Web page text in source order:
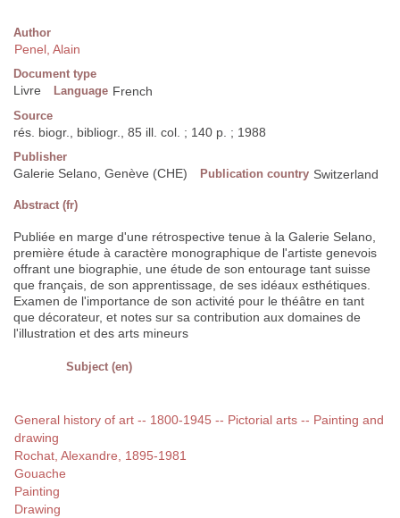
Author
Penel, Alain
Document type
Livre Language French
Source
rés. biogr., bibliogr., 85 ill. col. ; 140 p. ; 1988
Publisher
Galerie Selano, Genève (CHE) Publication country Switzerland
Abstract (fr)
Publiée en marge d'une rétrospective tenue à la Galerie Selano,
première étude à caractère monographique de l'artiste genevois
offrant une biographie, une étude de son entourage tant suisse
que français, de son apprentissage, de ses idéaux esthétiques.
Examen de l'importance de son activité pour le théâtre en tant
que décorateur, et notes sur sa contribution aux domaines de
l'illustration et des arts mineurs
Subject (en)
General history of art -- 1800-1945 -- Pictorial arts -- Painting and
drawing
Rochat, Alexandre, 1895-1981
Gouache
Painting
Drawing